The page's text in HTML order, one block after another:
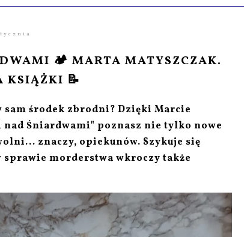
🏕️ MARTA MATYSZCZAK.
KSIĄŻKI 📝
sam środek zbrodni? Dzięki Marcie
Śniardwami" poznasz nie tylko nowe
znaczy, opiekunów. Szykuje się
sprawie morderstwa wkroczy także